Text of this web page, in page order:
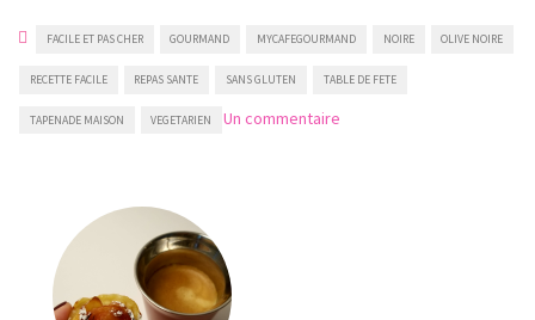
FACILE ET PAS CHER GOURMAND MYCAFEGOURMAND NOIRE OLIVE NOIRE
RECETTE FACILE REPAS SANTE SANS GLUTEN TABLE DE FETE
TAPENADE MAISON VEGETARIEN Un commentaire